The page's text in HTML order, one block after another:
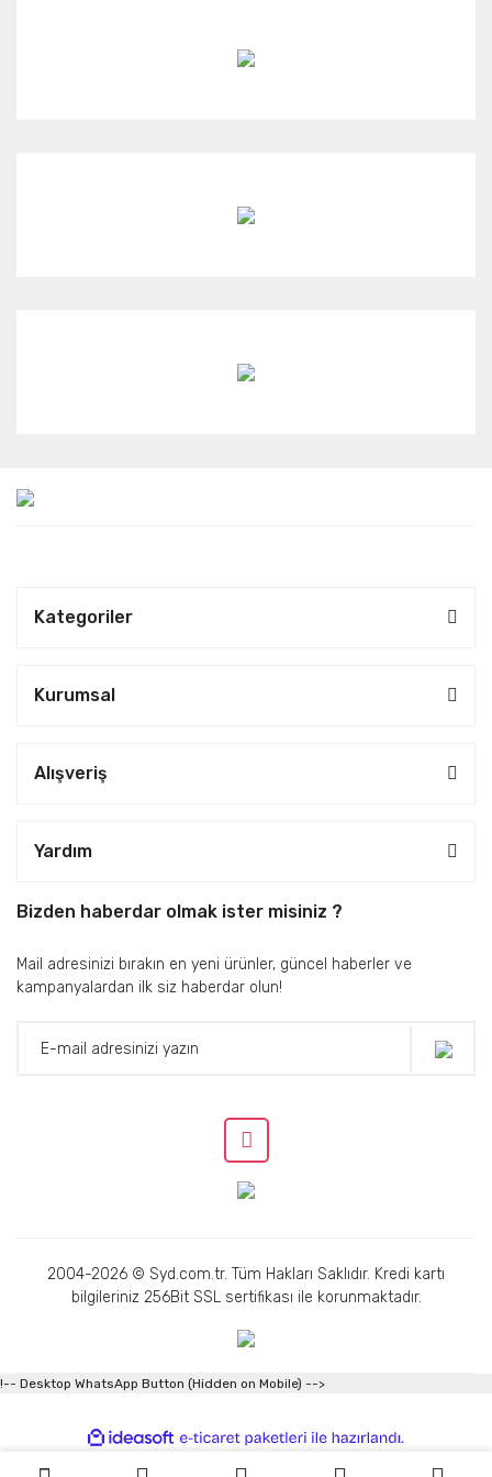
Kategoriler
Kurumsal
Alışveriş
Yardım
Bizden haberdar olmak ister misiniz ?
Mail adresinizi bırakın en yeni ürünler, güncel haberler ve
kampanyalardan ilk siz haberdar olun!
2004-2026 © Syd.com.tr. Tüm Hakları Saklıdır. Kredi kartı
bilgileriniz 256Bit SSL sertifikası ile korunmaktadır.
!-- Desktop WhatsApp Button (Hidden on Mobile) -->
ideasoft
e-